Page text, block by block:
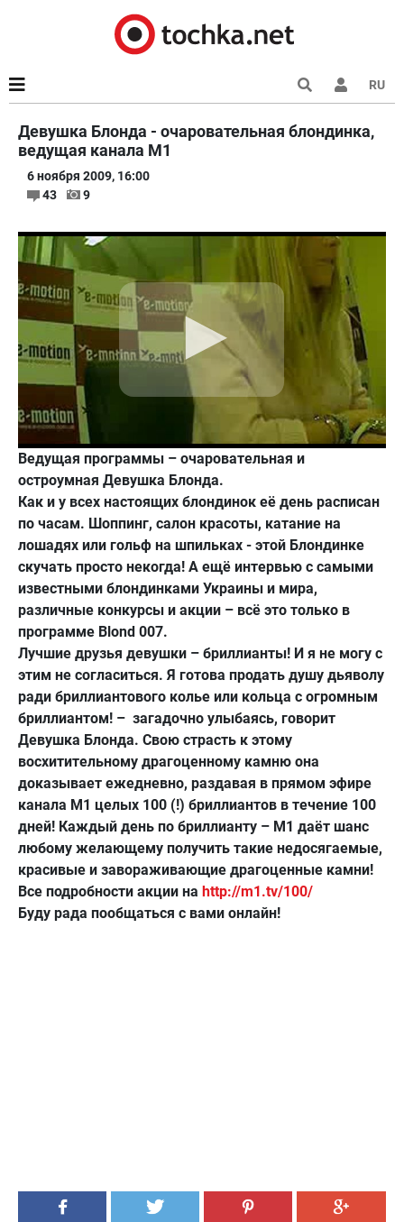
RU
Девушка Блонда - очаровательная блондинка,
ведущая канала М1
6 ноября 2009, 16:00
43
9
Ведущая программы – очаровательная и
остроумная Девушка Блонда.
Как и у всех настоящих блондинок её день расписан
по часам. Шоппинг, салон красоты, катание на
лошадях или гольф на шпильках - этой Блондинке
скучать просто некогда! А ещё интервью с самыми
известными блондинками Украины и мира,
различные конкурсы и акции – всё это только в
программе Blond 007.
Лучшие друзья девушки – бриллианты! И я не могу с
этим не согласиться. Я готова продать душу дьяволу
ради бриллиантового колье или кольца с огромным
бриллиантом! – загадочно улыбаясь, говорит
Девушка Блонда. Свою страсть к этому
восхитительному драгоценному камню она
доказывает ежедневно, раздавая в прямом эфире
канала М1 целых 100 (!) бриллиантов в течение 100
дней! Каждый день по бриллианту – М1 даёт шанс
любому желающему получить такие недосягаемые,
красивые и завораживающие драгоценные камни!
Все подробности акции на http://m1.tv/100/
Буду рада пообщаться с вами онлайн!